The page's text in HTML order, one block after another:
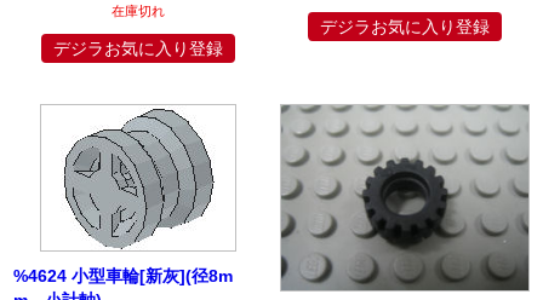
在庫切れ
デジラお気に入り登録
デジラお気に入り登録
%4624 小型車輪[新灰](径8m